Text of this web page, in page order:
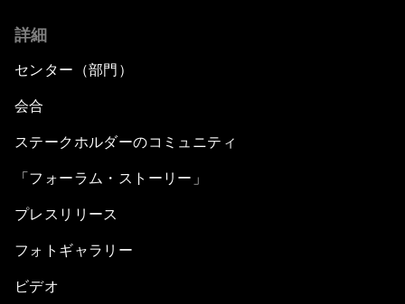
詳細
センター（部門）
会合
ステークホルダーのコミュニティ
「フォーラム・ストーリー」
プレスリリース
フォトギャラリー
ビデオ